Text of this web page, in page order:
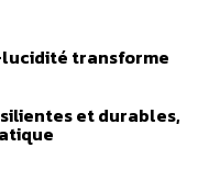
lucidité transforme
et durables,